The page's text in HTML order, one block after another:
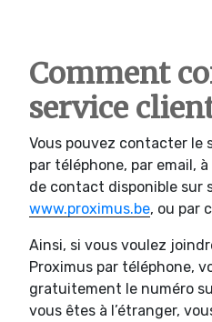
Comment
service
Vous pouvez contacter le
par téléphone, par email,
de contact disponible sur
www.proximus.be, ou par
Ainsi, si vous voulez
Proximus par téléphone,
gratuitement le numéro
vous êtes à l’étranger,